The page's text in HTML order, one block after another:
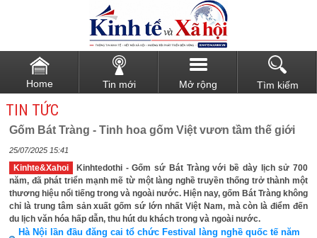
Home Tin mới Mở rộng Tìm kiếm
TIN TỨC
Gốm Bát Tràng - Tinh hoa gốm Việt vươn tầm thế giới
25/07/2025 15:41
Kinhte&Xahoi
Kinhtedothi - Gốm sứ Bát Tràng với bề dày lịch sử 700
năm, đã phát triển mạnh mẽ từ một làng nghề truyền thống trở thành một
thương hiệu nổi tiếng trong và ngoài nước. Hiện nay, gốm Bát Tràng không
chỉ là trung tâm sản xuất gốm sứ lớn nhất Việt Nam, mà còn là điểm đến
du lịch văn hóa hấp dẫn, thu hút du khách trong và ngoài nước.
Hà Nội lần đầu đăng cai tổ chức Festival làng nghề quốc tế năm